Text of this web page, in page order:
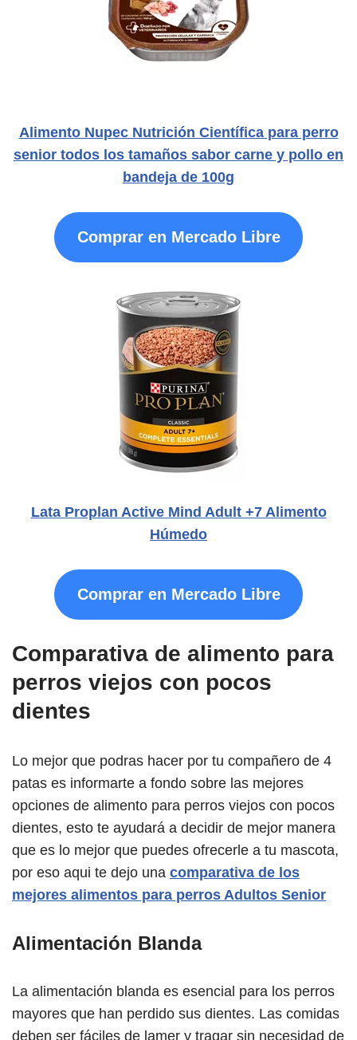
Alimento Nupec Nutrición Científica para perro
senior todos los tamaños sabor carne y pollo en
bandeja de 100g
Comprar en Mercado Libre
Lata Proplan Active Mind Adult +7 Alimento
Húmedo
Comprar en Mercado Libre
Comparativa de alimento para
perros viejos con pocos
dientes
Lo mejor que podras hacer por tu compañero de 4
patas es informarte a fondo sobre las mejores
opciones de alimento para perros viejos con pocos
dientes, esto te ayudará a decidir de mejor manera
que es lo mejor que puedes ofrecerle a tu mascota,
por eso aqui te dejo una comparativa de los
mejores alimentos para perros Adultos Senior
Alimentación Blanda
La alimentación blanda es esencial para los perros
mayores que han perdido sus dientes. Las comidas
deben ser fáciles de lamer y tragar sin necesidad de